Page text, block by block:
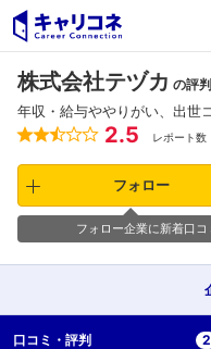
株式会社テヅカ の評
年収・給与ややりがい、出世
2.5 レポート数
フォロー
フォロー企業に新着口
口コミ・ 評判 2